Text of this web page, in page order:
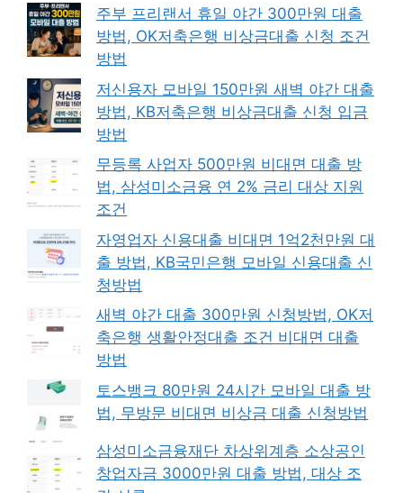
주부 프리랜서 휴일 야간 300만원 대출
방법, OK저축은행 비상금대출 신청 조건
방법
저신용자 모바일 150만원 새벽 야간 대출
방법, KB저축은행 비상금대출 신청 입금
방법
무등록 사업자 500만원 비대면 대출 방
법, 삼성미소금융 연 2% 금리 대상 지원
조건
자영업자 신용대출 비대면 1억2천만원 대
출 방법, KB국민은행 모바일 신용대출 신
청방법
새벽 야간 대출 300만원 신청방법, OK저
축은행 생활안정대출 조건 비대면 대출
방법
토스뱅크 80만원 24시간 모바일 대출 방
법, 무방문 비대면 비상금 대출 신청방법
삼성미소금융재단 차상위계층 소상공인
창업자금 3000만원 대출 방법, 대상 조